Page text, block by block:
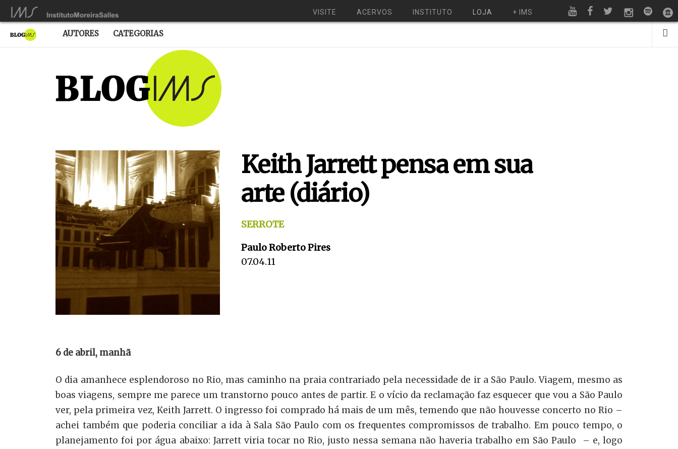
VISITE ACERVOS INSTITUTO LOJA + IMS
AUTORES CATEGORIAS
Keith Jarrett pensa em sua
arte (diário)
SERROTE
Paulo Roberto Pires
07.04.11
6 de abril, manhã
O dia amanhece esplendoroso no Rio, mas caminho na praia contrariado pela necessidade de ir a São Paulo. Viagem, mesmo as
boas viagens, sempre me parece um transtorno pouco antes de partir. E o vício da reclamação faz esquecer que vou a São Paulo
ver, pela primeira vez, Keith Jarrett. O ingresso foi comprado há mais de um mês, temendo que não houvesse concerto no Rio –
achei também que poderia conciliar a ida à Sala São Paulo com os frequentes compromissos de trabalho. Em pouco tempo, o
planejamento foi por água abaixo: Jarrett viria tocar no Rio, justo nessa semana não haveria trabalho em São Paulo – e, logo